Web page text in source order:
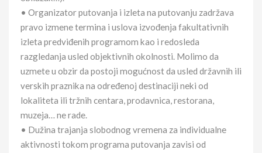
• Organizator putovanja i izleta na putovanju zadržava
pravo izmene termina i uslova izvođenja fakultativnih
izleta predviđenih programom kao i redosleda
razgledanja usled objektivnih okolnosti. Molimo da
uzmete u obzir da postoji mogućnost da usled državnih ili
verskih praznika na određenoj destinaciji neki od
lokaliteta ili tržnih centara, prodavnica, restorana,
muzeja… ne rade.
• Dužina trajanja slobodnog vremena za individualne
aktivnosti tokom programa putovanja zavisi od